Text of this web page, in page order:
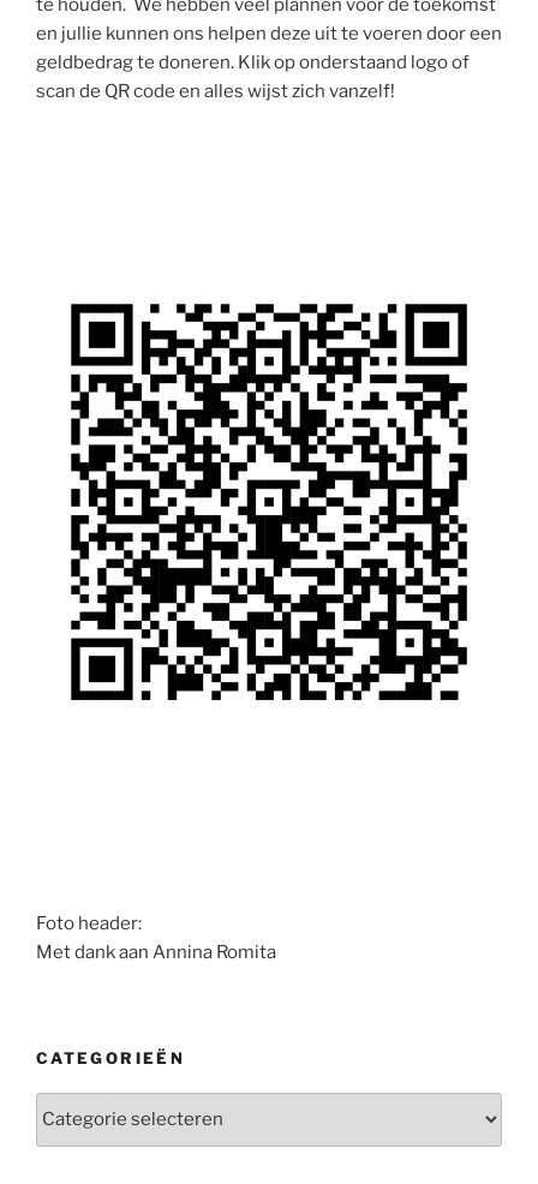
te houden. We hebben veel plannen voor de toekomst
en jullie kunnen ons helpen deze uit te voeren door een
geldbedrag te doneren. Klik op onderstaand logo of
scan de QR code en alles wijst zich vanzelf!
Foto header:
Met dank aan Annina Romita
CATEGORIEËN